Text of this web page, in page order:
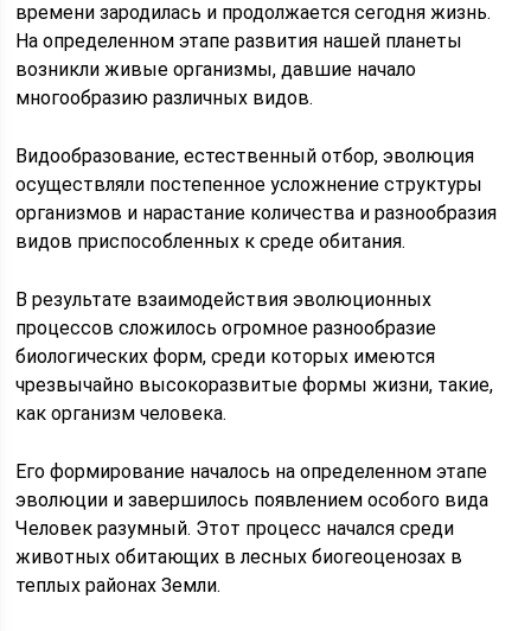
времени зародилась и продолжается сегодня жизнь.
На определенном этапе развития нашей планеты
возникли живые организмы, давшие начало
многообразию различных видов.
Видообразование, естественный отбор, эволюция
осуществляли постепенное усложнение структуры
организмов и нарастание количества и разнообразия
видов приспособленных к среде обитания.
В результате взаимодействия эволюционных
процессов сложилось огромное разнообразие
биологических форм, среди которых имеются
чрезвычайно высокоразвитые формы жизни, такие,
как организм человека.
Его формирование началось на определенном этапе
эволюции и завершилось появлением особого вида
Человек разумный. Этот процесс начался среди
животных обитающих в лесных биогеоценозах в
теплых районах Земли.